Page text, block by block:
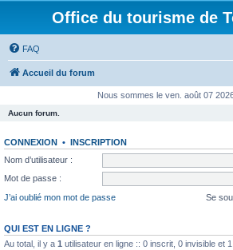
Office du tourisme de
FAQ
Accueil du forum
Nous sommes le ven. août 07
Aucun forum.
CONNEXION • INSCRIPTION
Nom d’utilisateur :
Mot de passe :
J’ai oublié mon mot de passe
Se
QUI EST EN LIGNE ?
Au total, il y a 1 utilisateur en ligne :: 0 inscrit, 0 invisible et